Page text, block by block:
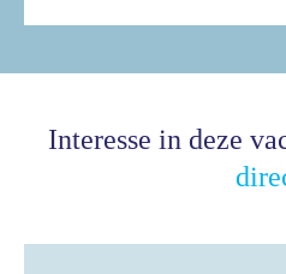
Interesse in deze